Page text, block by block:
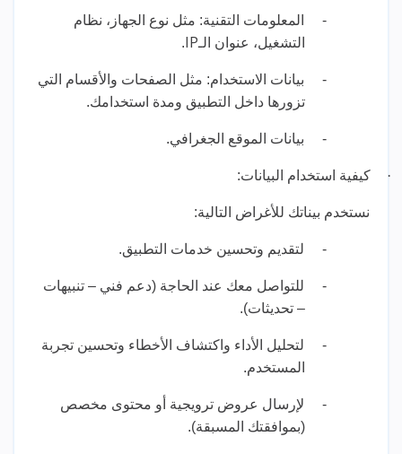
-
المعلومات التقنية: مثل نوع الجهاز، نظام
التشغيل، عنوان الـIP
.
-
بيانات الاستخدام: مثل الصفحات والأقسام التي
تزورها داخل التطبيق ومدة استخدامك.
- بيانات الموقع الجغرافي.
· كيفية استخدام البيانات:
نستخدم بيناتك للأغراض التالية:
- لتقديم وتحسين خدمات التطبيق.
-
للتواصل معك عند الحاجة (دعم فني – تنبيهات
– تحديثات).
-
لتحليل الأداء واكتشاف الأخطاء وتحسين تجربة
المستخدم.
-
لإرسال عروض ترويجية أو محتوى مخصص
(بموافقتك المسبقة).